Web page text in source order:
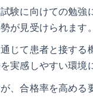
験に向けての勉強
が見受けられます。
じて患者と接する
実感しやすい環境
、合格率を高める